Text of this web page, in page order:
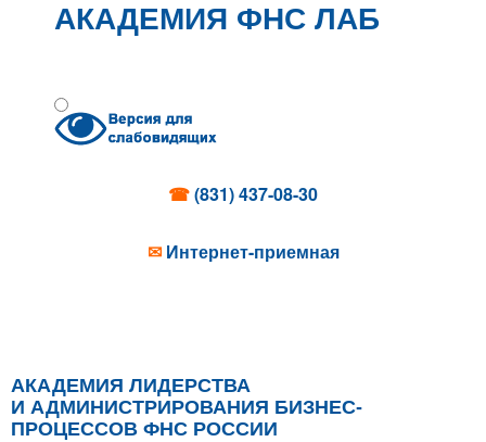
АКАДЕМИЯ ФНС ЛАБ
☎(831) 437-08-30
✉ Интернет-приемная
АКАДЕМИЯ ЛИДЕРСТВА
И АДМИНИСТРИРОВАНИЯ БИЗНЕС-
ПРОЦЕССОВ ФНС РОССИИ